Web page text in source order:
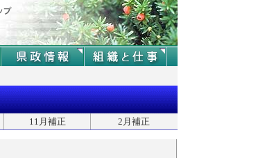
11月補正 2月補正